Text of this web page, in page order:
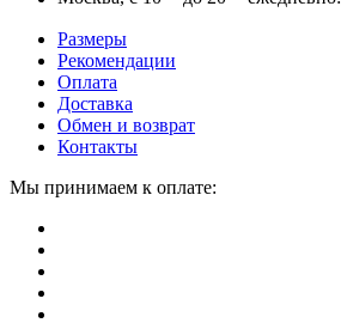
Размеры
Рекомендации
Оплата
Доставка
Обмен и возврат
Контакты
Мы принимаем к оплате: